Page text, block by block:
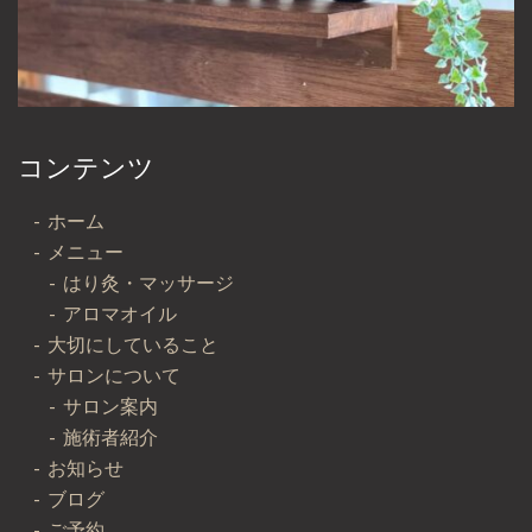
コンテンツ
ホーム
メニュー
はり灸・マッサージ
アロマオイル
大切にしていること
サロンについて
サロン案内
施術者紹介
お知らせ
ブログ